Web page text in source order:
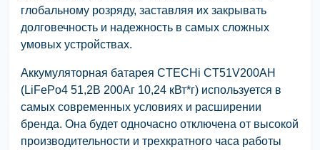
глобальному розряду, заставляя их закрывать
долговечность и надежность в самых сложных
умовых устройствах.
Аккумуляторная батарея CTECHi CT51V200AH
(LiFePo4 51,2В 200Аг 10,24 кВт*г) используется в
самых современных условиях и расширении
бренда. Она будет одночасно отключена от высокой
производительности и трехкратного часа работы